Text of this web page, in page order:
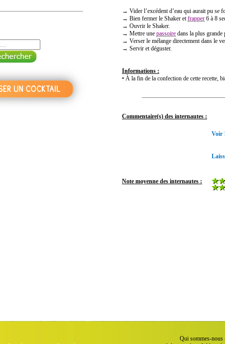
→ Vider l’excédent d’eau qui aurait pu se
→ Bien fermer le Shaker etfrapper 6 à 8
→ Ouvrir le Shaker.
→ Mettre une passoire dans la plus grande
→ Verser le mélange directement dans le
→ Servir et déguster.
Informations :
• À la fin de la confection de cette recette,
Commentaire(s) des internautes :
Voir
Note moyenne des internautes :
Qui sommes-nous